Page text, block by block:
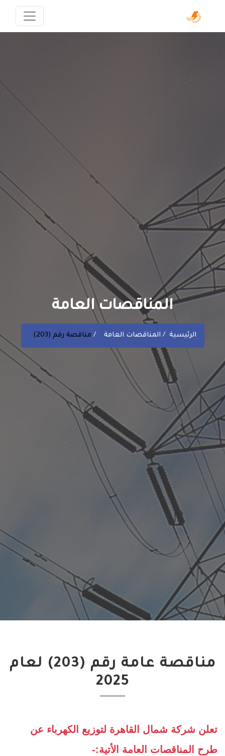
المناقصات العامة
الرئيسية المناقصات العامة مناقصة رقم (203)
مناقصة عامة رقم (203) لعام
2025
تعلن شركة شمال القاهرة لتوزيع الكهرباء عن
طرح المناقصات العامة الأتية:-